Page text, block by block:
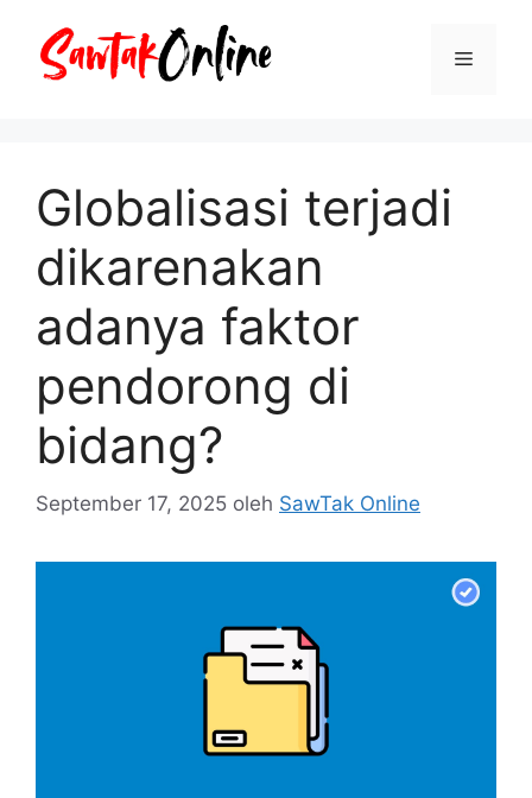
Menu
Globalisasi terjadi
dikarenakan
adanya faktor
pendorong di
bidang?
September 17, 2025 oleh SawTak Online